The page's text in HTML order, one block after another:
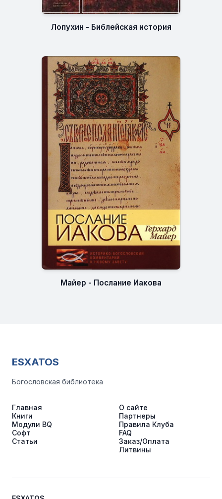
Лопухин - Библейская история
Майер - Послание Иакова
ESXATOS
Богословская библиотека
Главная
Книги
Модули BQ
Софт
Статьи
О сайте
Партнеры
Правила Клуба
FAQ
Заказ/Оплата
Литвины